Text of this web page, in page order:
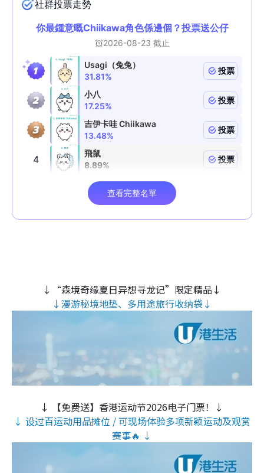
↓“森境奇缘夏日异想寻龙记”限定精品↓
↓漫游秘境地垫、多用途旅行收纳袋↓
↓ 【免费送】香港运动节2026电子门票！↓
↓ 设过百运动用品摊位 / 可现场体验多项新颖运动及观赏
赛事🔥 ↓